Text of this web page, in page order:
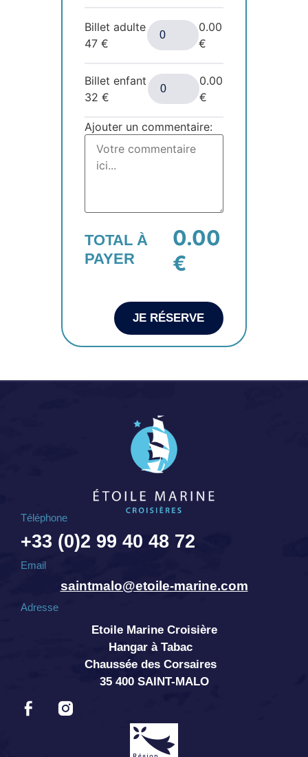
Billet adulte
47€
0.00
€
Billet enfant
32€
0.00
€
Ajouter un commentaire:
TOTAL À
PAYER
0.00
€
JE RÉSERVE
Téléphone
+33 (0)2 99 40 48 72
Email
saintmalo@etoile-marine.com
Adresse
Etoile Marine Croisière
Hangar à Tabac
Chaussée des Corsaires
35 400 SAINT-MALO